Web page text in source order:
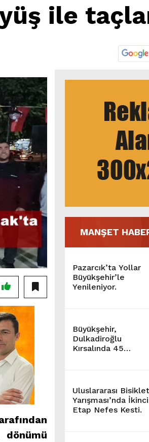
ile
MANŞET
Pazarcık’ta Yollar
Büyükşehir’le
Yenileniyor.
Büyükşehir,
Dulkadiroğlu
Kırsalında 45
Uluslararası Bisiklet
Yarışması’nda İkinci
Etap Nefes Kesti.
dönümü